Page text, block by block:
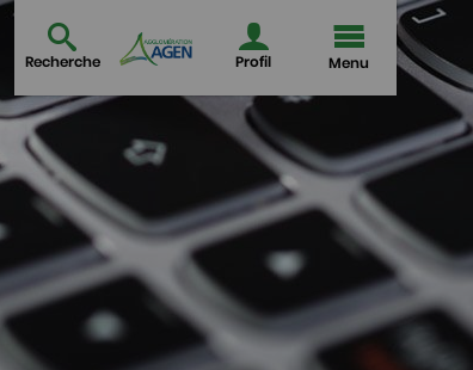
Recherche Profil Menu